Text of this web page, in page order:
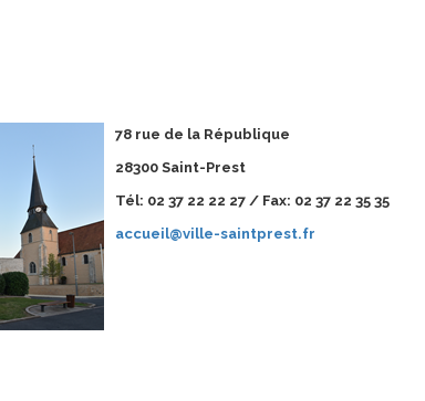
78 rue de la République
28300 Saint-Prest
Tél: 02 37 22 22 27 / Fax: 02 37 22 35 35
accueil@ville-saintprest.fr